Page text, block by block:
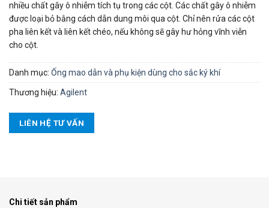
nhiều chất gây ô nhiễm tích tụ trong các cột. Các chất gây ô nhiễm
được loại bỏ bằng cách dẫn dung môi qua cột. Chỉ nên rửa các cột
pha liên kết và liên kết chéo, nếu không sẽ gây hư hỏng vĩnh viễn
cho cột.
Danh mục: Ống mao dẫn và phụ kiện dùng cho sắc ký khí
Thương hiệu: Agilent
LIÊN HỆ TƯ VẤN
Chi tiết sản phẩm